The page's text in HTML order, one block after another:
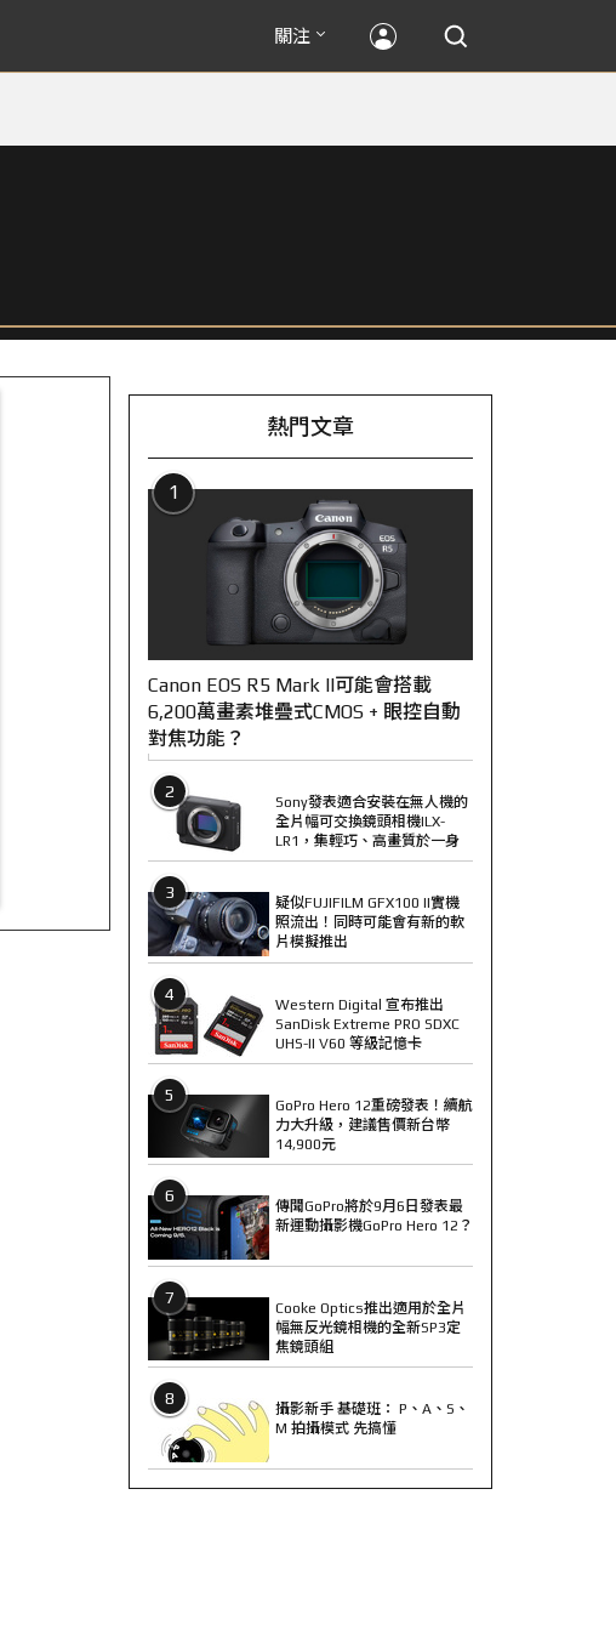
關注
熱門文章
1
Canon EOS R5 Mark II可能會搭載
6,200萬畫素堆疊式CMOS + 眼控自動
對焦功能？
2
Sony發表適合安裝在無人機的
全片幅可交換鏡頭相機ILX-
LR1，集輕巧、高畫質於一身
3
疑似FUJIFILM GFX100 II實機
照流出！同時可能會有新的軟
片模擬推出
4
Western Digital 宣布推出
SanDisk Extreme PRO SDXC
UHS-II V60 等級記憶卡
5
GoPro Hero 12重磅發表！續航
力大升級，建議售價新台幣
14,900元
6
傳聞GoPro將於9月6日發表最
新運動攝影機GoPro Hero 12？
7
Cooke Optics推出適用於全片
幅無反光鏡相機的全新SP3定
焦鏡頭組
8
攝影新手 基礎班： P、A、S、
M 拍攝模式 先搞懂